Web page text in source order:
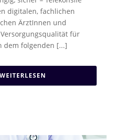
digitalen, fachlichen
ÄrztInnen und
für
dem folgenden [...]
WEITERLESEN